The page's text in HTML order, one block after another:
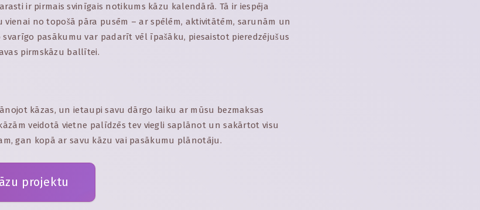
ir pirmais svinīgais notikums kāzu kalendārā. Tā ir iespēja
no topošā pāra pusēm – ar spēlēm, aktivitātēm, sarunām un
svarīgo pasākumu var padarīt vēl īpašāku, piesaistot pieredzējušus
pirmskāzu ballītei.
kāzas, un ietaupi savu dārgo laiku ar mūsu bezmaksas
veidotā vietne palīdzēs tev viegli saplānot un sakārtot visu
gan kopā ar savu kāzu vai pasākumu plānotāju.
projektu